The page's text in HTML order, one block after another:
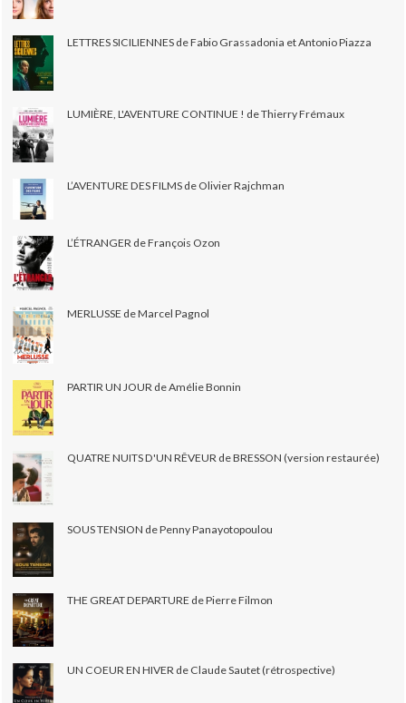
LETTRES SICILIENNES de Fabio Grassadonia et Antonio Piazza
LUMIÈRE, L'AVENTURE CONTINUE ! de Thierry Frémaux
L’AVENTURE DES FILMS de Olivier Rajchman
L’ÉTRANGER de François Ozon
MERLUSSE de Marcel Pagnol
PARTIR UN JOUR de Amélie Bonnin
QUATRE NUITS D'UN RÊVEUR de BRESSON (version restaurée)
SOUS TENSION de Penny Panayotopoulou
THE GREAT DEPARTURE de Pierre Filmon
UN COEUR EN HIVER de Claude Sautet (rétrospective)